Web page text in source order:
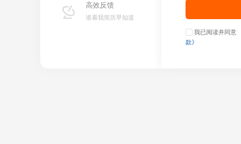
高效反馈
谁看我简历早知道
我已阅读并同意
款》